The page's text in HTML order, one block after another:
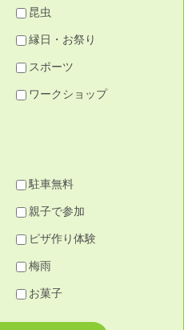
昆虫
縁日・お祭り
スポーツ
ワークショップ
駐車無料
親子で参加
ピザ作り体験
梅雨
お菓子